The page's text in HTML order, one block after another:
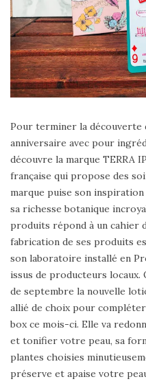
Pour terminer la découverte
anniversaire avec pour
découvre la marque TERRA
française qui propose des
marque puise son
sa richesse botanique
produits répond à un cahier
fabrication de ses produits
son laboratoire installé en
issus de producteurs locaux.
de septembre la nouvelle
allié de choix pour
box ce mois-ci. Elle va
et tonifier votre peau, sa
plantes choisies
préserve et apaise votre